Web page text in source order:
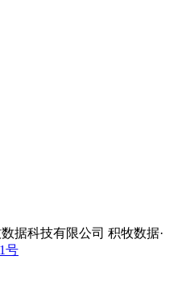
据科技有限公司 积牧数据·
号